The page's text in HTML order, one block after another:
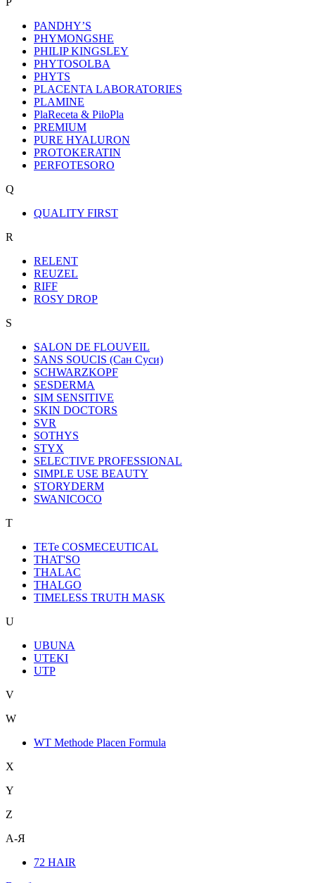
PANDHY’S
PHYMONGSHE
PHILIP KINGSLEY
PHYTOSOLBA
PHYTS
PLACENTA LABORATORIES
PLAMINE
PlaReceta & PiloPla
PREMIUM
PURE HYALURON
PROTOKERATIN
PERFOTESORO
Q
QUALITY FIRST
R
RELENT
REUZEL
RIFF
ROSY DROP
S
SALON DE FLOUVEIL
SANS SOUCIS (Сан Суси)
SCHWARZKOPF
SESDERMA
SIM SENSITIVE
SKIN DOCTORS
SVR
SOTHYS
STYX
SELECTIVE PROFESSIONAL
SIMPLE USE BEAUTY
STORYDERM
SWANICOCO
T
TETe COSMECEUTICAL
THAT'SO
THALAC
THALGO
TIMELESS TRUTH MASK
U
UBUNA
UTEKI
UTP
V
W
WT Methode Placen Formula
X
Y
Z
А-Я
72 HAIR